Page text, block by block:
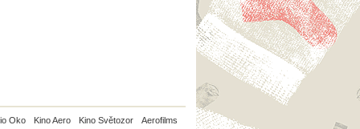
Oko Kino Aero Kino Světozor Aerofilms